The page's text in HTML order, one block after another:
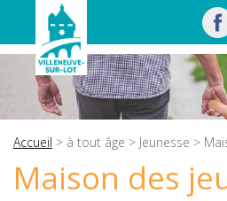
Accueil > à tout âge > Jeunesse >
Maison des